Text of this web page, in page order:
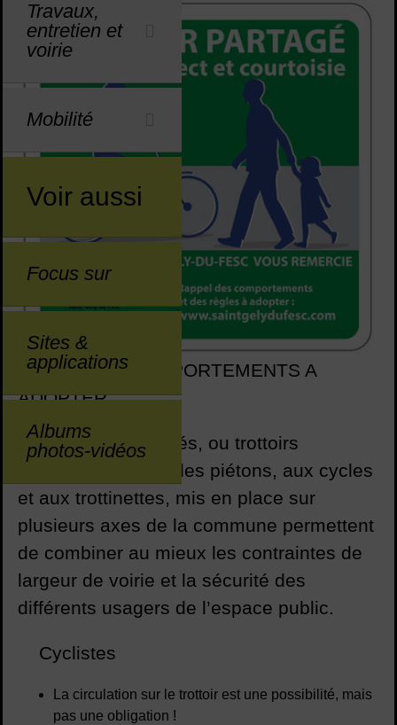
Travaux,
entretien et
voirie
Mobilité
Voir aussi
Focus sur
Sites &
applications
Albums
photos-vidéos
REGLES ET COMPORTEMENTS A
ADOPTER
Les trottoirs partagés, ou trottoirs
autorisés, en plus des piétons, aux cycles
et aux trottinettes, mis en place sur
plusieurs axes de la commune permettent
de combiner au mieux les contraintes de
largeur de voirie et la sécurité des
différents usagers de l’espace public.
Cyclistes
La circulation sur le trottoir est une possibilité, mais
pas une obligation !